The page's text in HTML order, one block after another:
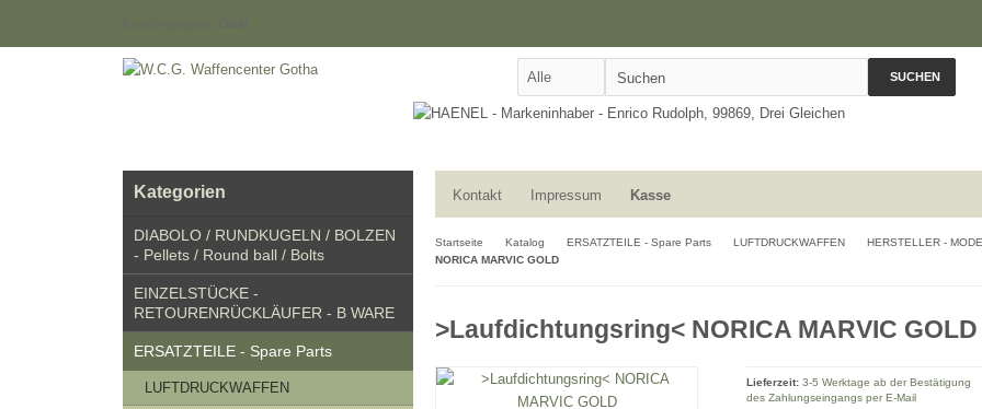
SUCHEN
Kontakt Impressum Kasse
Startseite Katalog ERSATZTEILE - Spare Parts LUFTDRUCKWAFFEN HERSTELLER -
NORICA MARVIC GOLD
>Laufdichtungsring< NORICA MARVIC GOLD
Lieferzeit: 3-5 Werktage ab der Bestätigung
des Zahlungseingangs per E-Mail
Kategorien
DIABOLO / RUNDKUGELN / BOLZEN
- Pellets / Round ball / Bolts
EINZELSTÜCKE -
RETOURENRÜCKLÄUFER - B WARE
ERSATZTEILE - Spare Parts
LUFTDRUCKWAFFEN